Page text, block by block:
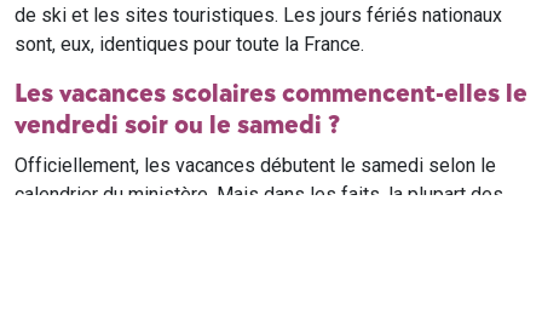
de ski et les sites touristiques. Les jours fériés nationaux
sont, eux, identiques pour toute la France.
Les vacances scolaires commencent-elles le
vendredi soir ou le samedi ?
Officiellement, les vacances débutent le samedi selon le
calendrier du ministère. Mais dans les faits, la plupart des